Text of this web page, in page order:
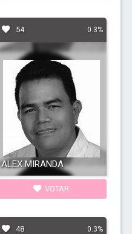
54 0.3%
ALEX MIRANDA
VOTAR
48 0.3%